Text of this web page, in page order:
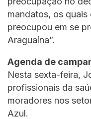
mandatos, os quais
preocupou em se
Araguaína”.
Agenda de
Nesta sexta-feira,
profissionais da
moradores nos
Azul.